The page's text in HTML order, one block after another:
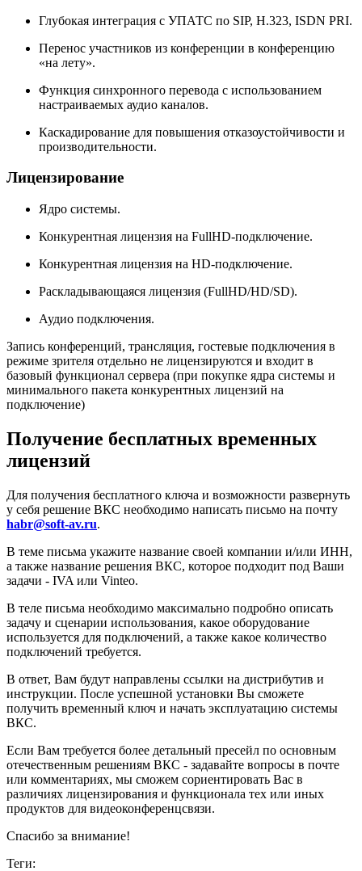
Глубокая интеграция с УПАТС по SIP, H.323, ISDN PRI.
Перенос участников из конференции в конференцию
«на лету».
Функция синхронного перевода с использованием
настраиваемых аудио каналов.
Каскадирование для повышения отказоустойчивости и
производительности.
Лицензирование
Ядро системы.
Конкурентная лицензия на FullHD-подключение.
Конкурентная лицензия на HD-подключение.
Раскладывающаяся лицензия (FullHD/HD/SD).
Аудио подключения.
Запись конференций, трансляция, гостевые подключения в
режиме зрителя отдельно не лицензируются и входит в
базовый функционал сервера (при покупке ядра системы и
минимального пакета конкурентных лицензий на
подключение)
Получение бесплатных временных
лицензий
Для получения бесплатного ключа и возможности развернуть
у себя решение ВКС необходимо написать письмо на почту
habr@soft-av.ru.
В теме письма укажите название своей компании и/или ИНН,
а также название решения ВКС, которое подходит под Ваши
задачи - IVA или Vinteo.
В теле письма необходимо максимально подробно описать
задачу и сценарии использования, какое оборудование
используется для подключений, а также какое количество
подключений требуется.
В ответ, Вам будут направлены ссылки на дистрибутив и
инструкции. После успешной установки Вы сможете
получить временный ключ и начать эксплуатацию системы
ВКС.
Если Вам требуется более детальный пресейл по основным
отечественным решениям ВКС - задавайте вопросы в почте
или комментариях, мы сможем сориентировать Вас в
различиях лицензирования и функционала тех или иных
продуктов для видеоконференцсвязи.
Спасибо за внимание!
Теги: